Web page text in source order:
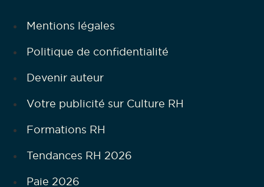
Mentions légales
Politique de confidentialité
Devenir auteur
Votre publicité sur Culture RH
Formations RH
Tendances RH 2026
Paie 2026